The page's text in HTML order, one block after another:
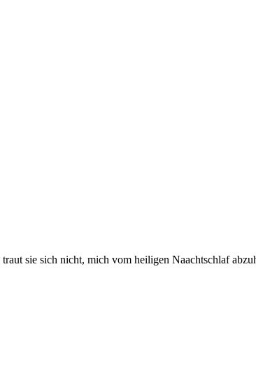
sie sich nicht, mich vom heiligen Naachtschlaf